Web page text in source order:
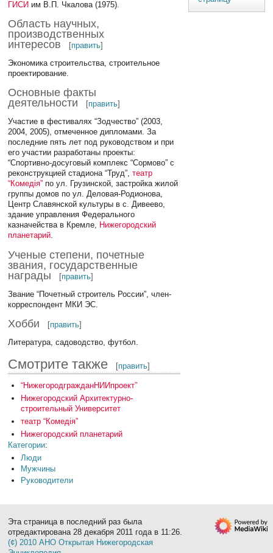
ГИСИ им В.П. Чкалова (1975).
Область научных,
производственных
интересов
[править]
Экономика строительства, строительное
проектирование.
Основные факты
деятельности
[править]
Участие в фестивалях “Зодчество” (2003,
2004, 2005), отмеченное дипломами. За
последние пять лет под руководством и при
его участии разработаны проекты:
“Спортивно-досуговый комплекс “Сормово” с
реконструкцией стадиона “Труд”,театр
“Комедiя” по ул. Грузинской, застройка жилой
группы домов по ул. Деловая-Родионова,
Центр Славянской культуры в с. Дивеево,
здание управления Федерального
казначейства в Кремле, Нижегородский
планетарий.
Ученые степени, почетные
звания, государственные
награды
[править]
Звание “Почетный строитель России”, член-
корреспондент МКИ ЭС.
Хобби [править]
Литература, садоводство, футбол.
Смотрите также [править]
“НижегородгражданНИИпроект”
Нижегородский Архитектурно-
строительный Университет
театр “Комедiя”
Нижегородский планетарий
Категории:
Люди
Мужчины
Руководители
Эта страница в последний раз была
отредактирована 28 декабря 2011 года в 11:26.
(¢) 2010 АНО Открытая Нижегородская